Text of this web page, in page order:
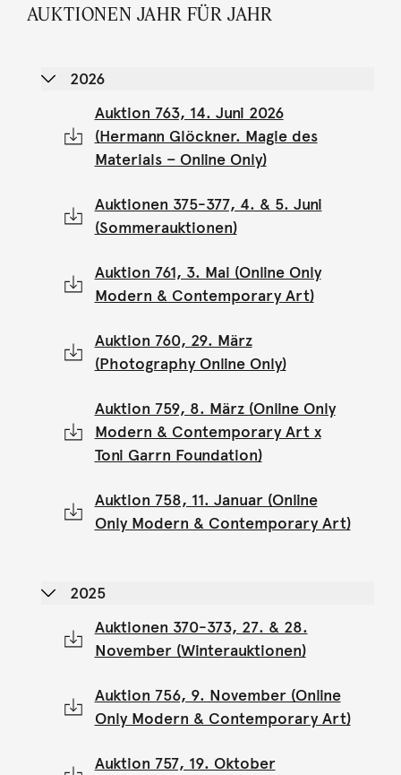
AUKTIONEN JAHR FÜR JAHR
2026
Auktion 763, 14. Juni 2026
(Hermann Glöckner. Magie des
Materials – Online Only)
Auktionen 375-377, 4. & 5. Juni
(Sommerauktionen)
Auktion 761, 3. Mai (Online Only
Modern & Contemporary Art)
Auktion 760, 29. März
(Photography Online Only)
Auktion 759, 8. März (Online Only
Modern & Contemporary Art x
Toni Garrn Foundation)
Auktion 758, 11. Januar (Online
Only Modern & Contemporary Art)
2025
Auktionen 370-373, 27. & 28.
November (Winterauktionen)
Auktion 756, 9. November (Online
Only Modern & Contemporary Art)
Auktion 757, 19. Oktober